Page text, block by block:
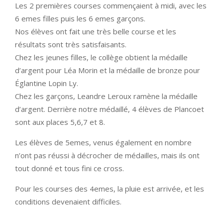
Les 2 premières courses commençaient à midi, avec les
6 emes filles puis les 6 emes garçons.
Nos élèves ont fait une très belle course et les
résultats sont très satisfaisants.
Chez les jeunes filles, le collège obtient la médaille
d’argent pour Léa Morin et la médaille de bronze pour
Églantine Lopin Ly.
Chez les garçons, Leandre Leroux ramène la médaille
d’argent. Derrière notre médaillé, 4 élèves de Plancoet
sont aux places 5,6,7 et 8.
Les élèves de 5emes, venus également en nombre
n’ont pas réussi à décrocher de médailles, mais ils ont
tout donné et tous fini ce cross.
Pour les courses des 4emes, la pluie est arrivée, et les
conditions devenaient difficiles.